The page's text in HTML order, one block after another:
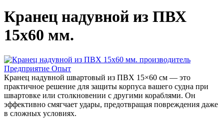
Кранец надувной из ПВХ
15х60 мм.
Кранец надувной швартовый из ПВХ 15×60 см — это
практичное решение для защиты корпуса вашего судна при
швартовке или столкновении с другими кораблями. Он
эффективно смягчает удары, предотвращая повреждения даже
в сложных условиях.